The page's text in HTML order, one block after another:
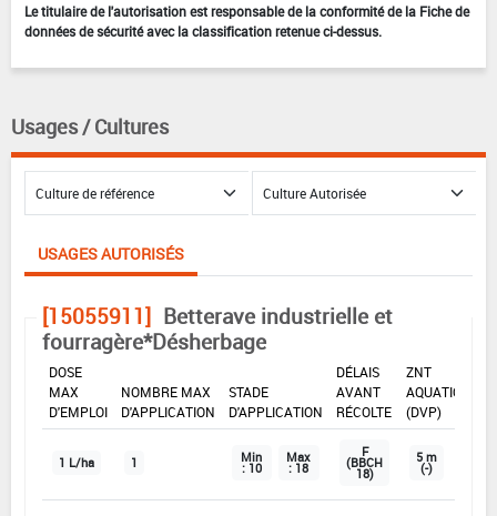
Le titulaire de l'autorisation est responsable de la conformité de la Fiche de
données de sécurité avec la classification retenue ci-dessus.
Usages / Cultures
USAGES AUTORISÉS
[15055911] Betterave industrielle et
fourragère*Désherbage
DOSE
MAX
D'EMPLOI
NOMBRE MAX
D'APPLICATION
STADE
D'APPLICATION
DÉLAIS
AVANT
RÉCOLTE
ZNT
AQUATIQUE
(DVP)
1 L/ha 1 Min
: 10
Max
: 18
F
(BBCH
18)
5 m
(-)